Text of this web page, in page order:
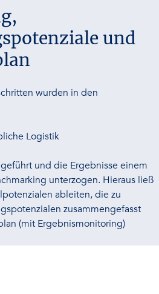
und
wurden in den
Logistik
und die Ergebnisse einem
unterzogen. Hieraus ließ
ableiten, die zu
zusammengefasst
(mit Ergebnismonitoring)